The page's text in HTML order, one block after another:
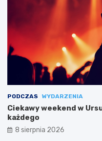
PODCZAS WYDARZENIA
Ciekawy weekend w
każdego
8 sierpnia 2026